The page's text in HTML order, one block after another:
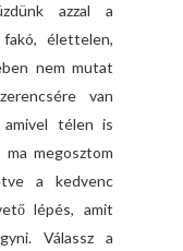
azzal a
élettelen,
nem mutat
van
télen is
megosztom
a kedvenc
lépés, amit
Válassz a